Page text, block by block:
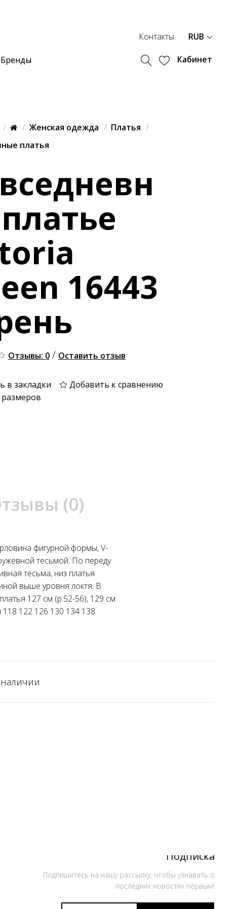
Контакты RUB
Бренды Кабинет
Женская одежда
Платья
платья
16443
Отзывы: 0 / Оставить отзыв
в закладки
Добавить к сравнению
(0)
фигурной формы, V-
тесьмой. По переду
тесьма, низ платья
выше уровня локтя. В
127 см (р.52-56), 129 см
118 122 126 130 134 138
Подписка
Подпишитесь на нашу рассылку, чтобы узнавать о
последних новостях первым!